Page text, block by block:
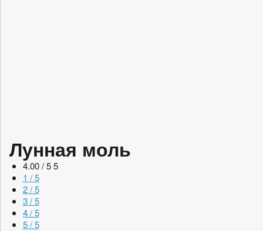
Лунная моль
4.00 / 5 5
1 / 5
2 / 5
3 / 5
4 / 5
5 / 5